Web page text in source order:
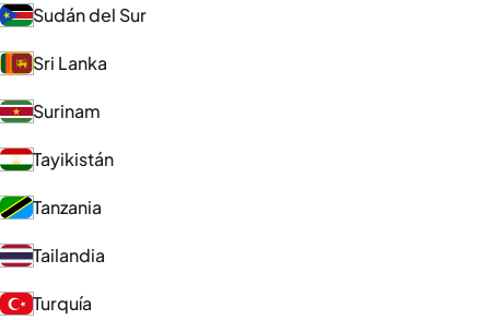
Sudán del Sur
Sri Lanka
Surinam
Tayikistán
Tanzania
Tailandia
Turquía